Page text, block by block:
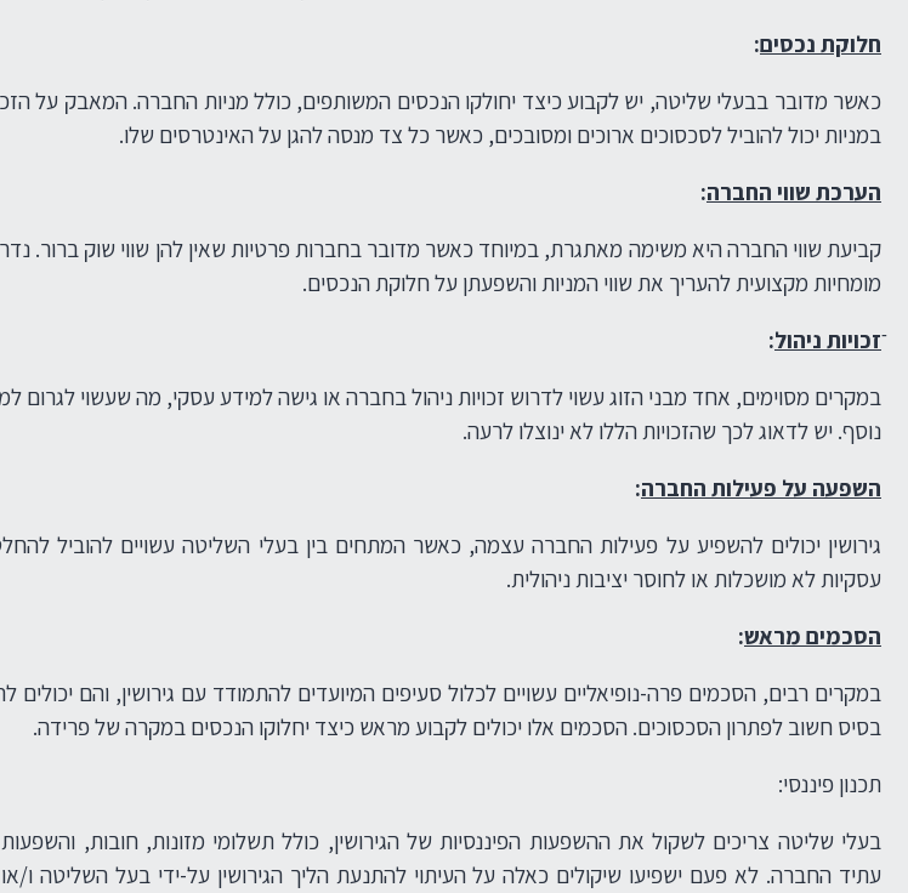
חלוקת נכסים:
כאשר מדובר בבעלי שליטה, יש לקבוע כיצד יחולקו הנכסים המשותפים, כולל מניות החברה. המאבק על
במניות יכול להוביל לסכסוכים ארוכים ומסובכים, כאשר כל צד מנסה להגן על האינטרסים שלו.
הערכת שווי החברה:
קביעת שווי החברה היא משימה מאתגרת, במיוחד כאשר מדובר בחברות פרטיות שאין להן שווי שוק ברור.
מומחיות מקצועית להעריך את שווי המניות והשפעתן על חלוקת הנכסים.
זכויות ניהול:
במקרים מסוימים, אחד מבני הזוג עשוי לדרוש זכויות ניהול בחברה או גישה למידע עסקי, מה שעשוי לגרום
נוסף. יש לדאוג לכך שהזכויות הללו לא ינוצלו לרעה.
השפעה על פעילות החברה:
גירושין יכולים להשפיע על פעילות החברה עצמה, כאשר המתחים בין בעלי השליטה עשויים להוביל
עסקיות לא מושכלות או לחוסר יציבות ניהולית.
הסכמים מראש:
במקרים רבים, הסכמים פרה-נופיאליים עשויים לכלול סעיפים המיועדים להתמודד עם גירושין, והם יכולים
בסיס חשוב לפתרון הסכסוכים. הסכמים אלו יכולים לקבוע מראש כיצד יחלוקו הנכסים במקרה של פרידה.
תכנון פיננסי:
בעלי שליטה צריכים לשקול את ההשפעות הפיננסיות של הגירושין, כולל תשלומי מזונות, חובות,
עתיד החברה. לא פעם ישפיעו שיקולים כאלה על העיתוי להתנעת הליך הגירושין על-ידי בעל השליטה ו/